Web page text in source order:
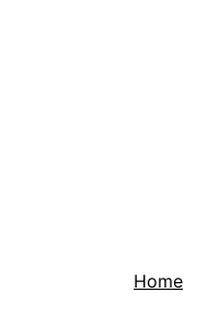
Home